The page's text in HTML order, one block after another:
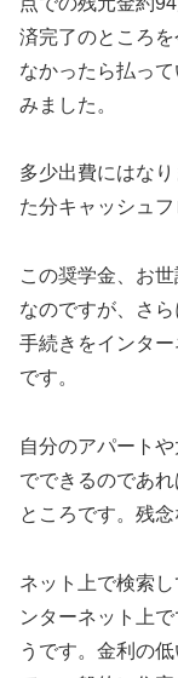
済完了のところ
なかったら払っ
みました。
多少出費にはな
た分キャッシュ
この奨学金、お
なのですが、さ
手続きをインタ
です。
自分のアパート
でできるのであ
ところです。残念
ネット上で検索
ンターネット上
うです。金利の